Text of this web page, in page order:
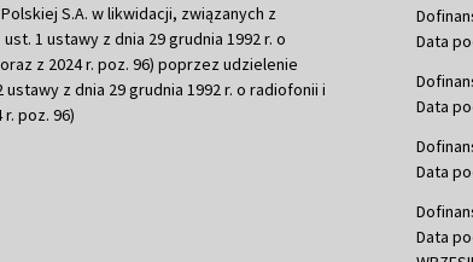
S.A. w likwidacji, związanych z
1 ustawy z dnia 29 grudnia 1992 r. o
z 2024 r. poz. 96) poprzez udzielenie
z dnia 29 grudnia 1992 r. o radiofonii i
poz. 96)
Data
Data
Data
Data